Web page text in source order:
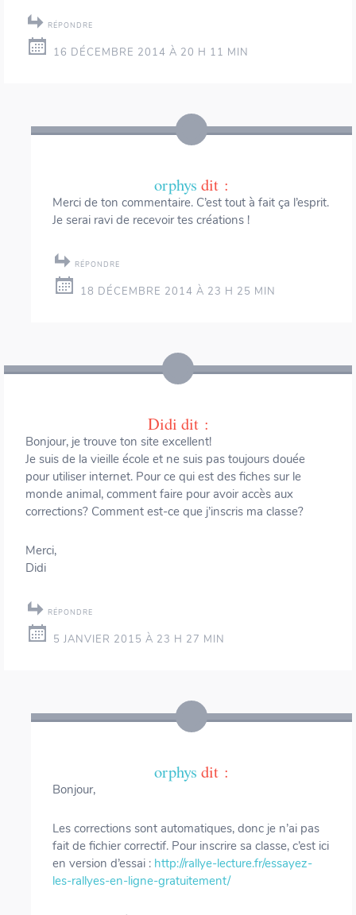
RÉPONDRE
16 DÉCEMBRE 2014 À 20 H 11 MIN
orphys dit :
Merci de ton commentaire. C’est tout à fait ça l’esprit.
Je serai ravi de recevoir tes créations !
RÉPONDRE
18 DÉCEMBRE 2014 À 23 H 25 MIN
Didi dit :
Bonjour, je trouve ton site excellent!
Je suis de la vieille école et ne suis pas toujours douée
pour utiliser internet. Pour ce qui est des fiches sur le
monde animal, comment faire pour avoir accès aux
corrections? Comment est-ce que j’inscris ma classe?
Merci,
Didi
RÉPONDRE
5 JANVIER 2015 À 23 H 27 MIN
orphys dit :
Bonjour,
Les corrections sont automatiques, donc je n’ai pas
fait de fichier correctif. Pour inscrire sa classe, c’est ici
en version d’essai : http://rallye-lecture.fr/essayez-
les-rallyes-en-ligne-gratuitement/